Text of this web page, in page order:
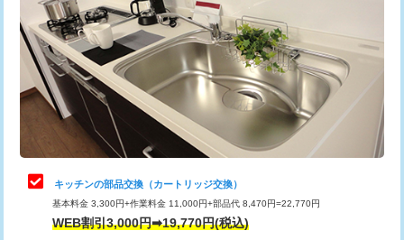
給水管工事※（支持金具設置) 5,500円
給水管工事※（保温材使用（バンド止
め込み）)
5,500円
給水管工事※（土の掘削・埋め戻し作
11,000円
給水管工事※（塩ビ管（VP・HI）使
用/3ｍまで)
給水管工事※（塩ビ管（VP・HI）使
カメラ調査 33,000円
桝清掃 8,800円
止水・漏水調査・防水処理・清掃・修
理・調整・分解・加工など（軽作業）
11,000円
止水・漏水調査・防水処理・清掃・修
理・調整・分解・加工など（中作業）
22,000円
止水・漏水調査・防水処理・清掃・修
理・調整・分解・加工など（重作業）
33,000円
キッチンの部品交換（カートリッジ交換）
基本料金 3,300円+作業料金 11,000円+部品代 8,470円=22,770円
WEB割引3,000円➡19,770円(税込)